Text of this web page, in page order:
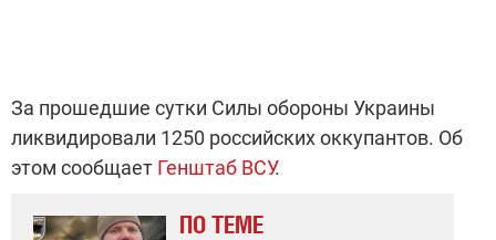
За прошедшие сутки Силы обороны Украины
ликвидировали 1250 российских оккупантов. Об
этом сообщает Генштаб ВСУ.
ПО ТЕМЕ